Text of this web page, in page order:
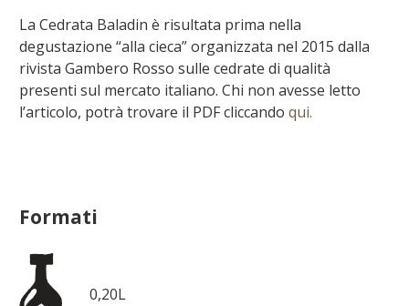
La Cedrata Baladin è risultata prima nella
degustazione “alla cieca” organizzata nel 2015 dalla
rivista Gambero Rosso sulle cedrate di qualità
presenti sul mercato italiano. Chi non avesse letto
l’articolo, potrà trovare il PDF cliccando qui.
Formati
0,20L